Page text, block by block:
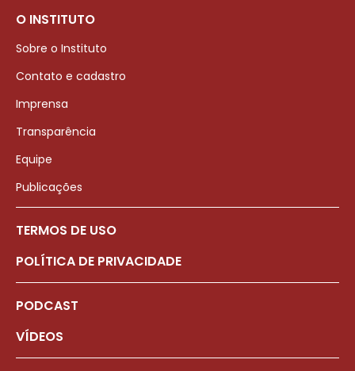
O INSTITUTO
Sobre o Instituto
Contato e cadastro
Imprensa
Transparência
Equipe
Publicações
TERMOS DE USO
POLÍTICA DE PRIVACIDADE
PODCAST
VÍDEOS